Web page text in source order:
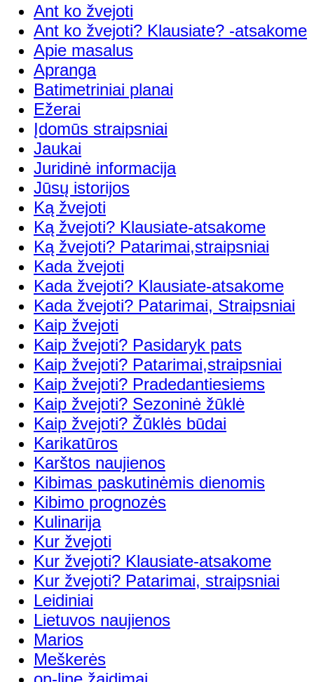
Ant ko žvejoti
Ant ko žvejoti? Klausiate? -atsakome
Apie masalus
Apranga
Batimetriniai planai
Ežerai
Įdomūs straipsniai
Jaukai
Juridinė informacija
Jūsų istorijos
Ką žvejoti
Ką žvejoti? Klausiate-atsakome
Ką žvejoti? Patarimai,straipsniai
Kada žvejoti
Kada žvejoti? Klausiate-atsakome
Kada žvejoti? Patarimai, Straipsniai
Kaip žvejoti
Kaip žvejoti? Pasidaryk pats
Kaip žvejoti? Patarimai,straipsniai
Kaip žvejoti? Pradedantiesiems
Kaip žvejoti? Sezoninė žūklė
Kaip žvejoti? Žūklės būdai
Karikatūros
Karštos naujienos
Kibimas paskutinėmis dienomis
Kibimo prognozės
Kulinarija
Kur žvejoti
Kur žvejoti? Klausiate-atsakome
Kur žvejoti? Patarimai, straipsniai
Leidiniai
Lietuvos naujienos
Marios
Meškerės